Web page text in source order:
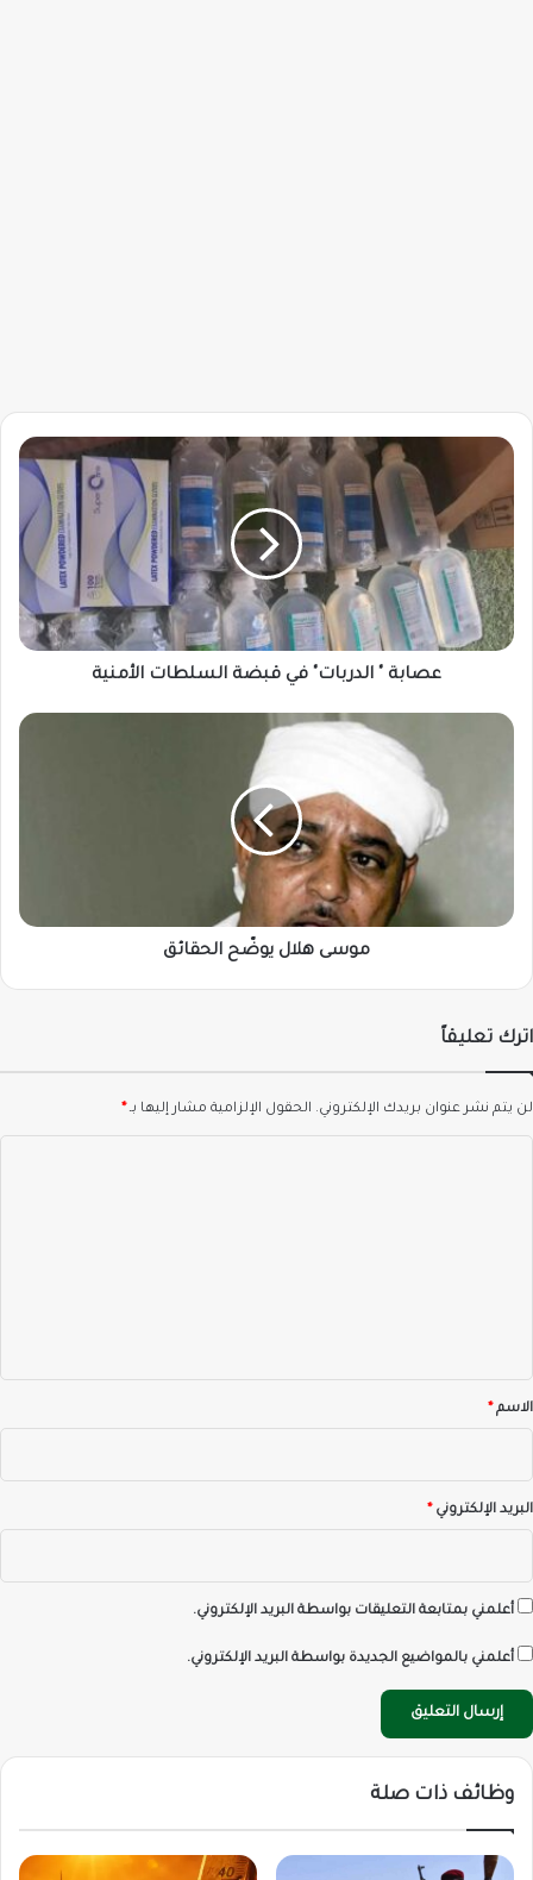
عصابة
الدربات"
في
قبضة
السلطات
الأمنية
عصابة " الدربات" في قبضة السلطات الأمنية
موسى
موسى هلال يوضّح الحقائق
اترك تعليقاً
لن يتم نشر عنوان بريدك الإلكتروني. الحقول الإلزامية مشار إليها بـ*
*الاسم*
البريد الإلكتروني*
أعلمني بمتابعة التعليقات بواسطة البريد الإلكتروني.
أعلمني بالمواضيع الجديدة بواسطة البريد الإلكتروني.
وظائف ذات صلة